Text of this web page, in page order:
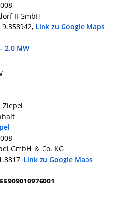
II GmbH
Link zu Google Maps
2.0 MW
Ziepel
GmbH ＆ Co. KG
Link zu Google Maps